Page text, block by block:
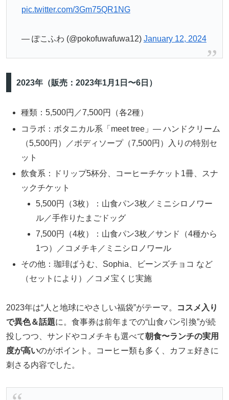
pic.twitter.com/3Gm75QR1NG
— ぽこふわ (@pokofuwafuwa12) January 12, 2024
2023年（販売：2023年1月1日〜6日）
種類：5,500円／7,500円（各2種）
コラボ：ボタニカル系「meet tree」— ハンドクリーム
（5,500円）／ボディソープ（7,500円）入りの特別セ
ット
飲食系：ドリップ5杯分、コーヒーチケット1冊、スナ
ックチケット
5,500円（3枚）：山食パン3枚／ミニシロノワー
ル／手作りたまごドッグ
7,500円（4枚）：山食パン3枚／サンド（4種から
1つ）／コメチキ／ミニシロノワール
その他：珈琲ばうむ、Sophia、ビーンズチョコ など
（セットにより）／コメ宝くじ実施
2023年は“人と地球にやさしい福袋”がテーマ。
コスメ入り
で異色＆話題に。食事券は前年までの“山食パン引換”が続
投しつつ、サンドやコメチキも選べて朝食〜ランチの実用
度が高いのがポイント。コーヒー類も多く、カフェ好きに
刺さる内容でした。